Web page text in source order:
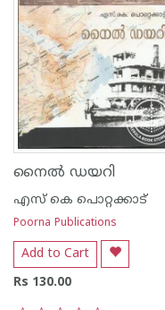
നൈല്‍ ഡയറി
എസ്‌ കെ പൊറ്റക്കാട്‌
Poorna Publications
Add to Cart
Rs 130.00